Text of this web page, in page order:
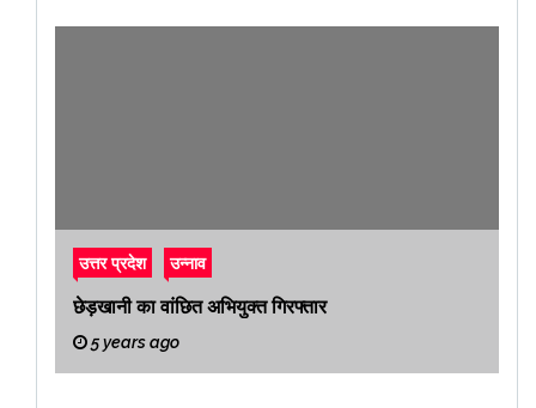
उत्तर प्रदेश उन्नाव
छेड़खानी का वांछित अभियुक्त गिरफ्तार
5 years ago